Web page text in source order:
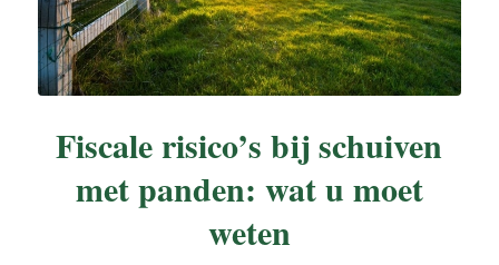
Fiscale risico’s bij schuiven
met panden: wat u moet
weten